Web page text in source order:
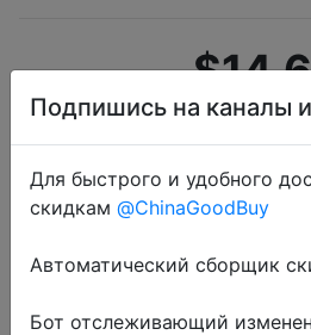
Промокод:
Перейти в
Подпишись на каналы
Для быстрого и удобного
скидкам @ChinaGoodBuy
Автоматический сборщик
Бот отслеживающий